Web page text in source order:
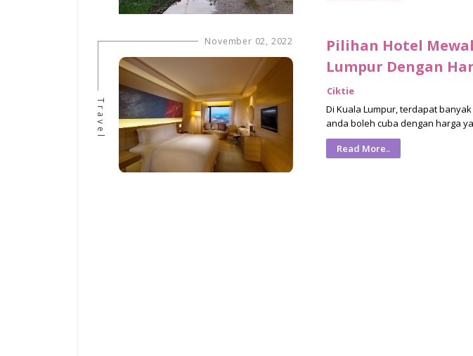
November 02, 2022
Travel
Pilihan Hotel
Lumpur Dengan
Ciktie
Di Kuala Lumpur, terdapat
anda boleh cuba dengan harga
Read More..